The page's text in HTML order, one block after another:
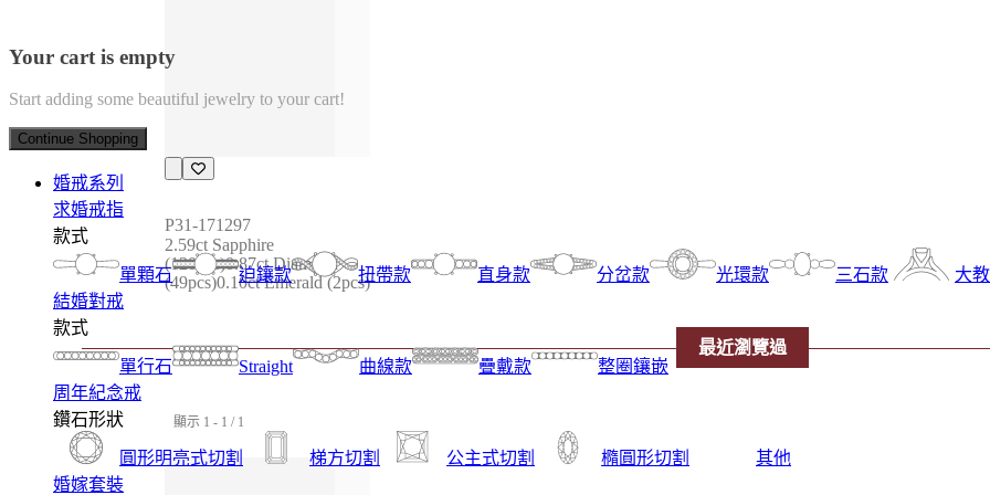
Your cart is empty
Start adding some beautiful jewelry to your cart!
Continue Shopping
婚戒系列
求婚戒指
款式
單顆石 迫鑲款 扭帶款 直身款 分岔款 光環款 三石款
大
結婚對戒
款式
單行石 Straight 曲線款 疊戴款
整圈鑲嵌
周年紀念戒
鑽石形狀
圓形明亮式切割 梯方切割 公主式切割 橢圓形切割
其他
婚嫁套裝
P31-171297
2.59ct Sapphire
(120pcs)0.87ct Diamond
(49pcs)0.10ct Emerald (2pcs)
最近瀏覽過
顯示 1 - 1 / 1